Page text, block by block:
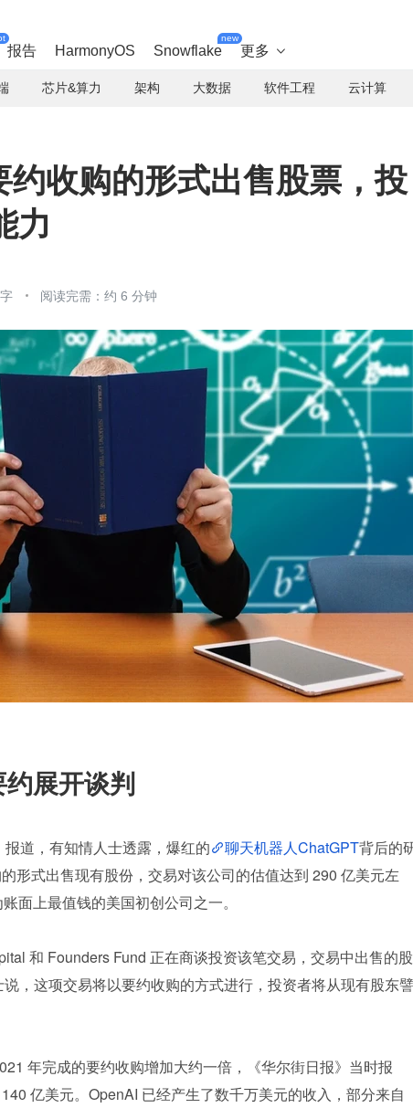
报告 HarmonyOS Snowflake
new
更多 
芯片&算力 架构 大数据 软件工程 云计算
收购的形式出售股票，投
力
阅读完需：约 6 分钟
展开谈判
道，有知情人士透露，爆红的 聊天机器人ChatGPT背后的
形式出售现有股份，交易对该公司的估值达到 290 亿美元左
面上最值钱的美国初创公司之一。
和 Founders Fund 正在商谈投资该笔交易，交易中出售的股
，这项交易将以要约收购的方式进行，投资者将从现有股东譬
年完成的要约收购增加大约一倍，《华尔街日报》当时报
亿美元。OpenAI 已经产生了数千万美元的收入，部分来自